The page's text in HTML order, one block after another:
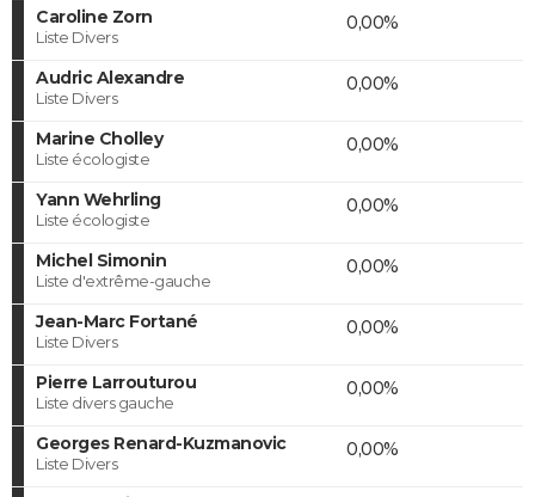
Caroline Zorn
Liste Divers
0,00%
Audric Alexandre
Liste Divers
0,00%
Marine Cholley
Liste écologiste
0,00%
Yann Wehrling
Liste écologiste
0,00%
Michel Simonin
Liste d'extrême-gauche
0,00%
Jean-Marc Fortané
Liste Divers
0,00%
Pierre Larrouturou
Liste divers gauche
0,00%
Georges Renard-Kuzmanovic
Liste Divers
0,00%